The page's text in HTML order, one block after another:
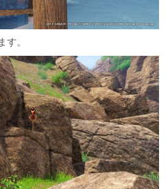
す。